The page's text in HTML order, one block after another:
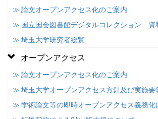
≫ 論文オープンアクセス化のご案内
≫ 国立国会図書館デジタルコレクション 資
≫ 埼玉大学研究者総覧
オープンアクセス
≫ 論文オープンアクセス化のご案内
≫ 埼玉大学オープンアクセス方針及び実施要
≫ 学術論文等の即時オープンアクセス義務化